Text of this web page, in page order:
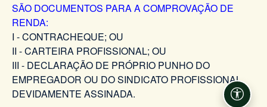
SÃO DOCUMENTOS PARA A COMPROVAÇÃO DE
RENDA:
I - CONTRACHEQUE; OU
II - CARTEIRA PROFISSIONAL; OU
III - DECLARAÇÃO DE PRÓPRIO PUNHO DO
EMPREGADOR OU DO SINDICATO PROFISSIONAL,
DEVIDAMENTE ASSINADA.